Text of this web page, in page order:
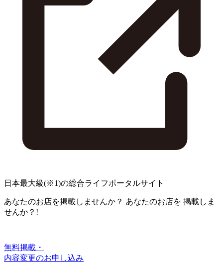
日本最大級(※1)の総合ライフポータルサイト
あなたのお店を掲載しませんか？ あなたのお店を 掲載しま
せんか？!
無料掲載・
内容変更のお申し込み